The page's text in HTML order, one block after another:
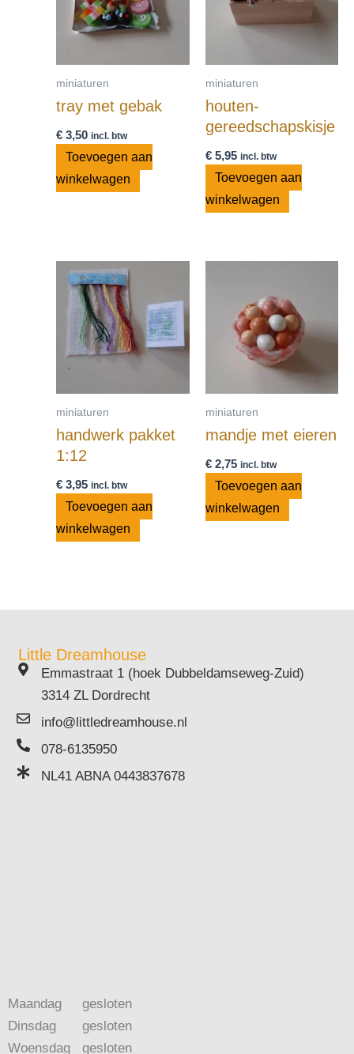
miniaturen
tray met gebak
€ 3,50 incl. btw
Toevoegen aan
winkelwagen
miniaturen
houten-
gereedschapskisje
€5,95 incl. btw
Toevoegen aan
winkelwagen
miniaturen
handwerk pakket
1:12
€ 3,95 incl. btw
Toevoegen aan
winkelwagen
miniaturen
mandje met eieren
€2,75 incl. btw
Toevoegen aan
winkelwagen
Little Dreamhouse
Emmastraat 1 (hoek Dubbeldamseweg-Zuid)
3314 ZL Dordrecht
info@littledreamhouse.nl
078-6135950
NL41 ABNA 0443837678
Maandag
Dinsdag
Woensdag
gesloten
gesloten
gesloten